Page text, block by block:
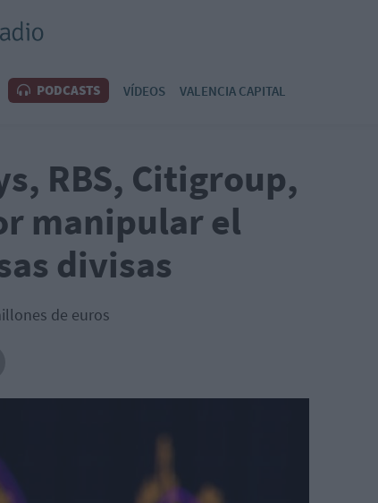
PODCASTS VÍDEOS VALENCIA CAPITAL
RBS, Citigroup,
manipular el
divisas
de euros